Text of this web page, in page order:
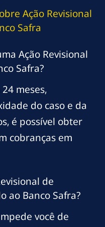
Ação Revisional
Safra
Ação Revisional
Safra?
meses,
do caso e da
é possível obter
cobranças em
de
ao Banco Safra?
você de